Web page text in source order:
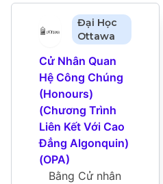
Đại Học
Ottawa
Cử Nhân Quan
Hệ Công Chúng
(Honours)
(Chương Trình
Liên Kết Với Cao
Đẳng Algonquin)
(OPA)
Bằng Cử nhân